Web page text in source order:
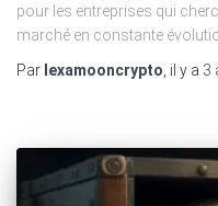
pour les entreprises qui
marché en constante
Par lexamooncrypto , il y a 3